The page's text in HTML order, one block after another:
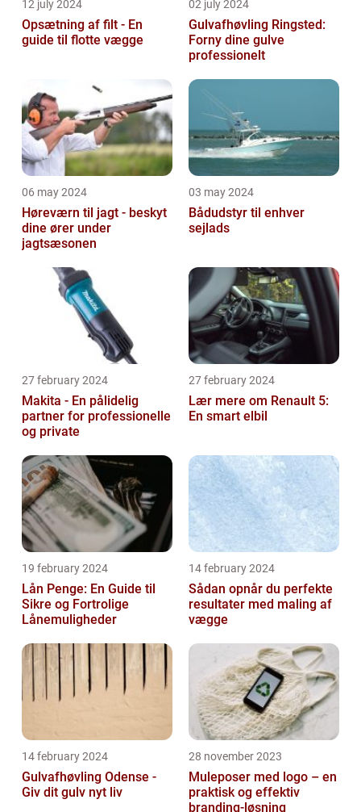
12 july 2024
Opsætning af filt - En
guide til flotte vægge
02 july 2024
Gulvafhøvling Ringsted:
Forny dine gulve
professionelt
06 may 2024
Høreværn til jagt - beskyt
dine ører under
jagtsæsonen
03 may 2024
Bådudstyr til enhver
sejlads
27 february 2024
Makita - En pålidelig
partner for professionelle
og private
27 february 2024
Lær mere om Renault 5:
En smart elbil
19 february 2024
Lån Penge: En Guide til
Sikre og Fortrolige
Lånemuligheder
14 february 2024
Sådan opnår du perfekte
resultater med maling af
vægge
14 february 2024
Gulvafhøvling Odense -
Giv dit gulv nyt liv
28 november 2023
Muleposer med logo – en
praktisk og effektiv
branding-løsning